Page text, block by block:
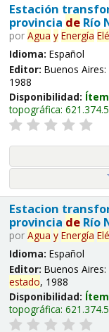
Estación
provincia deRío
por Agua y Energía
Idioma: Español
Editor: Buenos Aires:
1988
Disponibilidad:
topográfica:
Estacion
provincia deRío
por Agua y Energía
Idioma: Español
Editor: Buenos Aires:
estado, 1988
Disponibilidad:
topográfica: